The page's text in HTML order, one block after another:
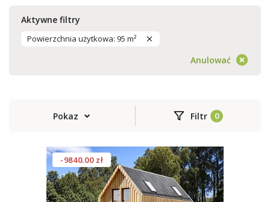
Aktywne filtry
Powierzchnia użytkowa: 95 m²
Anulować
Pokaz Filtr
-9840.00 zł